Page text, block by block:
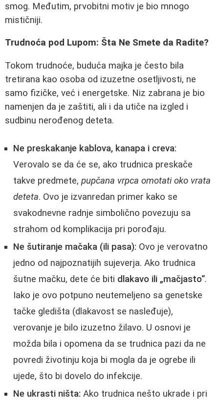
smog. Međutim, prvobitni motiv je bio mnogo
mističniji.
Trudnoća pod Lupom: Šta Ne Smete da Radite?
Tokom trudnoće, buduća majka je često bila
tretirana kao osoba od izuzetne osetljivosti, ne
samo fizičke, već i energetske. Niz zabrana je bio
namenjen da je zaštiti, ali i da utiče na izgled i
sudbinu nerođenog deteta.
Ne preskakanje kablova, kanapa i creva:
Verovalo se da će se, ako trudnica preskače
takve predmete, pupčana vrpca omotati oko vrata
deteta. Ovo je izvanredan primer kako se
svakodnevne radnje simbolično povezuju sa
strahom od komplikacija pri porođaju.
Ne šutiranje mačaka (ili pasa): Ovo je verovatno
jedno od najpoznatijih sujeverja. Ako trudnica
šutne mačku, dete će biti dlakavo ili „mačjasto“.
Iako je ovo potpuno neutemeljeno sa genetske
tačke gledišta (dlakavost se nasleđuje),
verovanje je bilo izuzetno žilavo. U osnovi je
možda bila i opomena da se trudnica pazi da ne
povredi životinju koja bi mogla da je ogrebe ili
ujede, što bi dovelo do infekcije.
Ne ukrasti ništa: Ako trudnica nešto ukrade i pri